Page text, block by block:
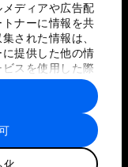
ディアや広告配
ナーに情報を共
された情報は、
提供した他の情
スを使用した際
合わされ、各パー
ことがありま
化
用規約